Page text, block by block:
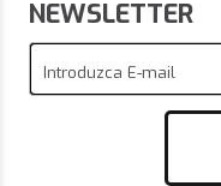
NEWSLETTER
Introduzca E-mail